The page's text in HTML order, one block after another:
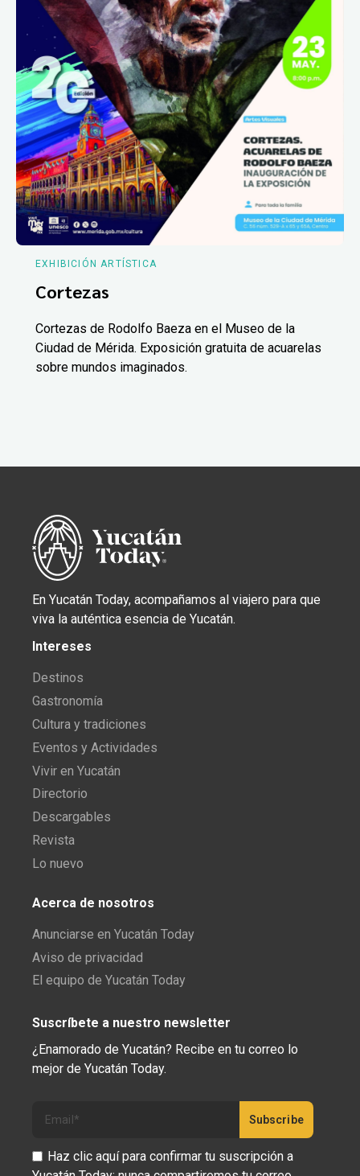
EXHIBICIÓN ARTÍSTICA
Cortezas
Cortezas de Rodolfo Baeza en el Museo de la
Ciudad de Mérida. Exposición gratuita de acuarelas
sobre mundos imaginados.
En Yucatán Today, acompañamos al viajero para que
viva la auténtica esencia de Yucatán.
Intereses
Destinos
Gastronomía
Cultura y tradiciones
Eventos y Actividades
Vivir en Yucatán
Directorio
Descargables
Revista
Lo nuevo
Acerca de nosotros
Anunciarse en Yucatán Today
Aviso de privacidad
El equipo de Yucatán Today
Suscríbete a nuestro newsletter
¿Enamorado de Yucatán? Recibe en tu correo lo
mejor de Yucatán Today.
Haz clic aquí para confirmar tu suscripción a